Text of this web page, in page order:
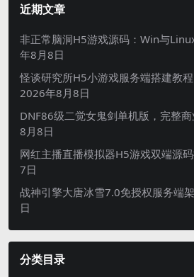
近期文章
非正常脑洞H5游戏源码：Win与
年8月8日
怪谈研究所H5小游戏服务端搭建教
2026年8月8日
DNF86级二觉女鬼剑单机版，完整
8月8日
网红主播直播模拟器H5游戏双端源
7日
战神引擎大唐冰雪7.0免授权服务端
日
分类目录